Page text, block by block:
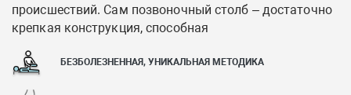
происшествий. Сам позвоночный столб – достаточно
крепкая конструкция, способная
БЕЗБОЛЕЗНЕННАЯ, УНИКАЛЬНАЯ МЕТОДИКА